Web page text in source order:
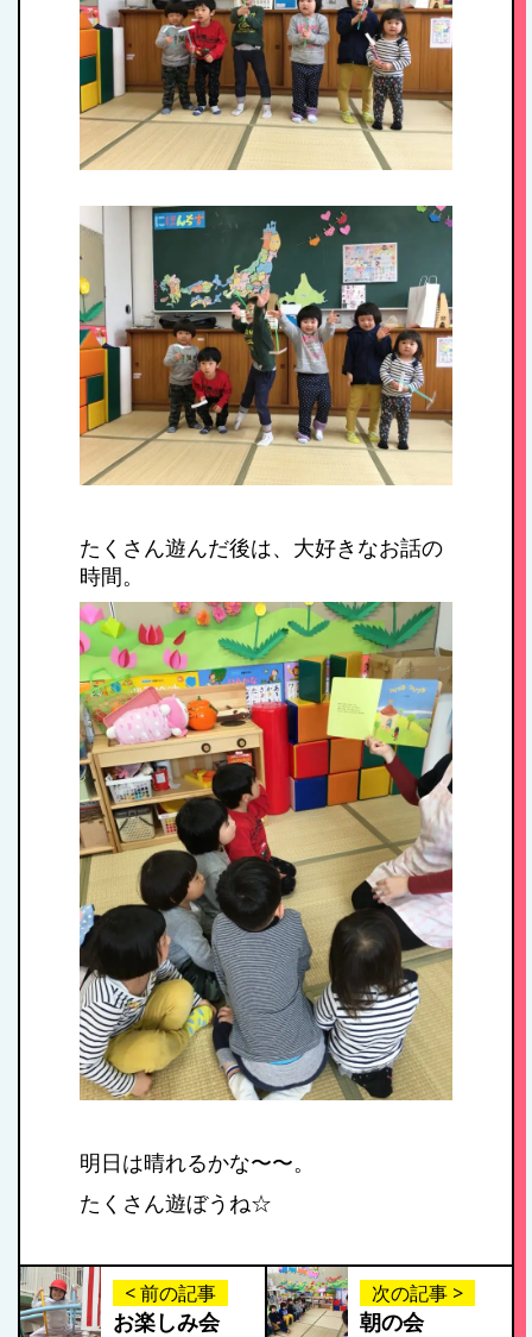
たくさん遊んだ後は、大好きなお話の
時間。
明日は晴れるかな〜〜。
たくさん遊ぼうね☆
< 前の記事
お楽しみ会
次の記事 >
朝の会